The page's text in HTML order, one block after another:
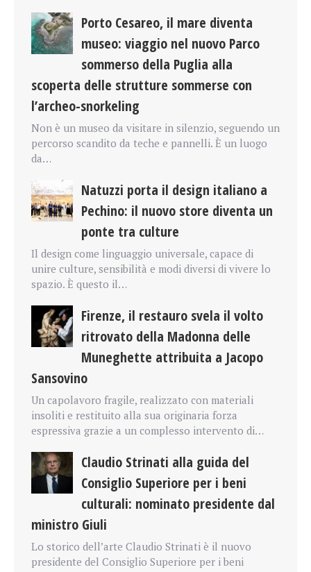
Porto Cesareo, il mare diventa
museo: viaggio nel nuovo Parco
sommerso della Puglia alla
scoperta delle strutture sommerse con
l’archeo-snorkeling
Non è un museo da visitare in silenzio, seguendo un
percorso scandito da teche e pannelli. È un luogo
da…
Natuzzi porta il design italiano a
Pechino: il nuovo store diventa un
ponte tra culture
Il design come linguaggio universale, capace di
unire culture, sensibilità e modi diversi di vivere lo
spazio. È questo il…
Firenze, il restauro svela il volto
ritrovato della Madonna delle
Muneghette attribuita a Jacopo
Sansovino
Un capolavoro fragile, realizzato con materiali
insoliti e restituito alla sua originaria forza
espressiva grazie a un complesso intervento di…
Claudio Strinati alla guida del
Consiglio Superiore per i beni
culturali: nominato presidente dal
ministro Giuli
Lo storico dell’arte Claudio Strinati è il nuovo
presidente del Consiglio Superiore per i beni